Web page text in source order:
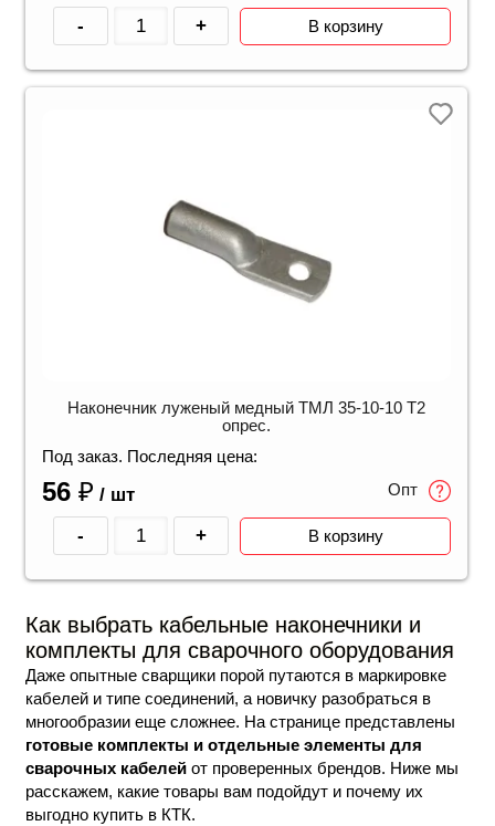
- + В корзину
Наконечник луженый медный ТМЛ 35-10-10 Т2
опрес.
Под заказ. Последняя цена:
56 ₽ / шт Опт
- + В корзину
Как выбрать кабельные наконечники и
комплекты для сварочного оборудования
Даже опытные сварщики порой путаются в маркировке
кабелей и типе соединений, а новичку разобраться в
многообразии еще сложнее. На странице представлены
готовые комплекты и отдельные элементы для
сварочных кабелей от проверенных брендов. Ниже мы
расскажем, какие товары вам подойдут и почему их
выгодно купить в КТК.